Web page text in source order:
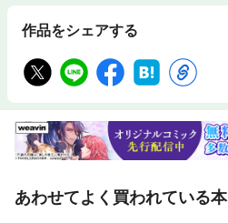
作品をシェアする
あわせてよく買われている本